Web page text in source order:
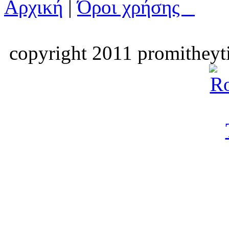
Αρχική |Όροι χρήσης
copyright 2011